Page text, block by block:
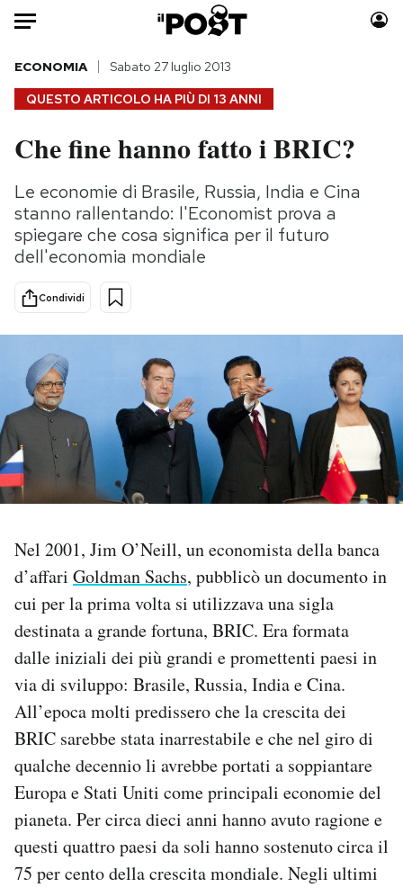
Auto
HOME
Italia
Politica
Tecnologia
Internet
Scienza
Cultura
Economia
Sport
Moda
Consumismi
Storie/Idee
Altrecose
Mondiali calcio 2026
PODCAST
NEWSLETTER
I MIEI PREFERITI
SHOP
CALENDARIO
AREA PERSONALE
Area Personale
Newsletter
Notifiche mobile
Regala il Post
Hai bisogno di aiuto?
QUESTO ARTICOLO HA PIÙ DI 13 ANNI
ECONOMIA Sabato 27 luglio 2013
Che fine hanno fatto i BRIC?
Le economie di Brasile, Russia, India e Cina
stanno rallentando: l'Economist prova a
spiegare che cosa significa per il futuro
dell'economia mondiale
Condividi
Nel 2001, Jim O’Neill, un economista della banca
d’affari Goldman Sachs, pubblicò un documento in
cui per la prima volta si utilizzava una sigla
destinata a grande fortuna, BRIC. Era formata
dalle iniziali dei più grandi e promettenti paesi in
via di sviluppo: Brasile, Russia, India e Cina.
All’epoca molti predissero che la crescita dei
BRIC sarebbe stata inarrestabile e che nel giro di
qualche decennio li avrebbe portati a soppiantare
Europa e Stati Uniti come principali economie del
pianeta. Per circa dieci anni hanno avuto ragione e
questi quattro paesi da soli hanno sostenuto circa il
75 per cento della crescita mondiale. Negli ultimi